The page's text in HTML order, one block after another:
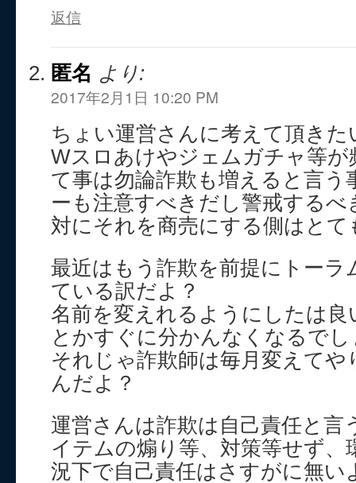
返信
匿名 より:
2017年2月1日 10:20 PM
ちょい運営さんに考えて頂きた
Wスロあけやジェムガチャ等が
て事は勿論詐欺も増えると言う
ーも注意すべきだし警戒する
対にそれを商売にする側はとて
最近はもう詐欺を前提にトーラ
ている訳だよ？
名前を変えれるようにしたは良
とかすぐに分かんなくなるでし
それじゃ詐欺師は毎月変えてや
んだよ？
運営さんは詐欺は自己責任と言
イテムの煽り等、対策等せず、
況下で自己責任はさすがに無い